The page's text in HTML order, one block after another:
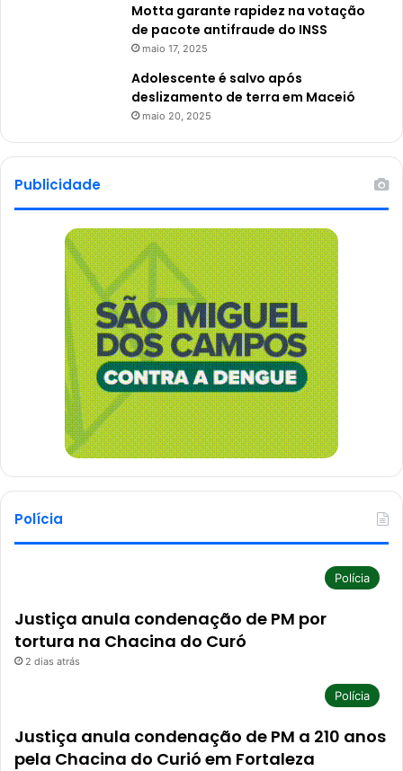
Motta garante rapidez na votação
de pacote antifraude do INSS
maio 17, 2025
Adolescente é salvo após
deslizamento de terra em Maceió
maio 20, 2025
Publicidade
Polícia
Polícia
Justiça anula condenação de PM por
tortura na Chacina do Curó
2 dias atrás
Polícia
Justiça anula condenação de PM a 210 anos
pela Chacina do Curió em Fortaleza